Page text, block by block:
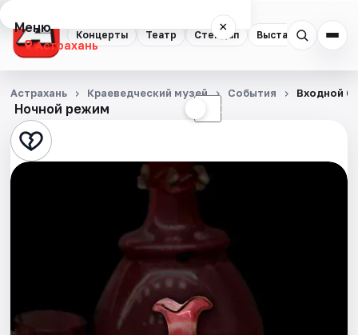
Концерты Театр Стендап Выставки
Меню ×
Астрахань
Концерты
Театр
Стендап
Спорт
Ночной режим ☾
Астрахань Краеведческий музей События Входной